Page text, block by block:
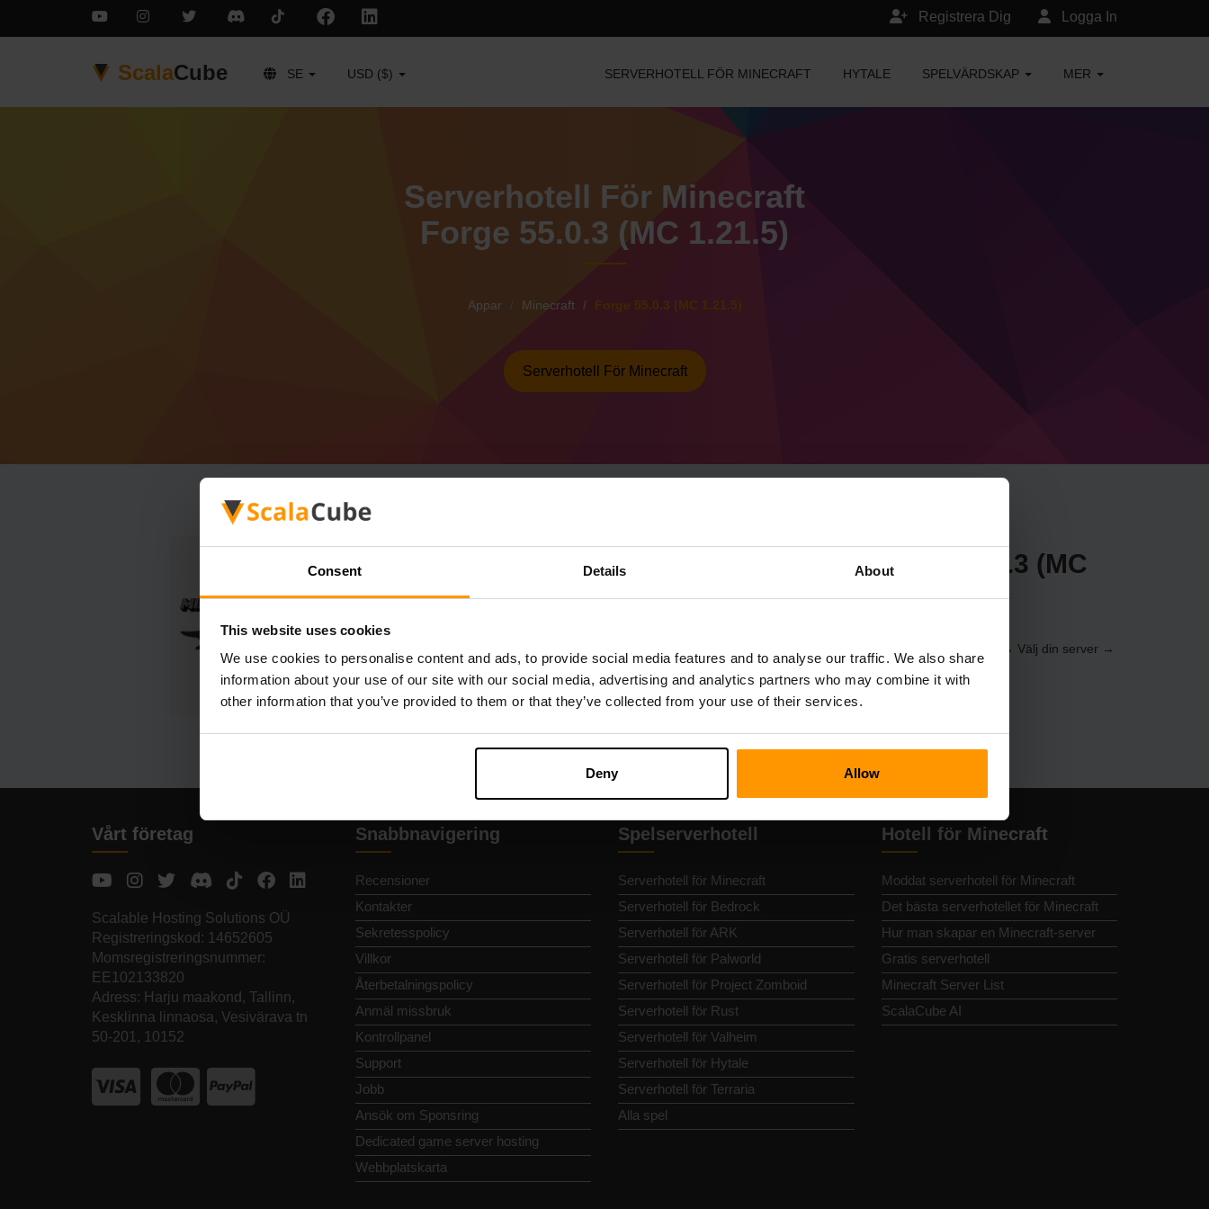
Consent Details About
This website uses cookies
We use cookies to personalise content and ads, to provide social media features and to analyse our traffic. We also share
information about your use of our site with our social media, advertising and analytics partners who may combine it with
other information that you’ve provided to them or that they’ve collected from your use of their services.
Deny Allow
Logga In
Registrera Dig
ScalaCube SE USD ($) SERVERHOTELL FÖR MINECRAFT HYTALE SPELVÄRDSKAP MER
Serverhotell För Minecraft
Forge 55.0.3 (MC 1.21.5)
Appar Minecraft Forge 55.0.3 (MC 1.21.5)
Serverhotell För Minecraft
Så skapar du en Minecraft Forge 55.0.3 (MC
1.21.5)-server
(Servrar → Välj din server →
Spelservrar → Lägg till spelserver → Forge 55.0.3 (MC 1.21.5))
Roa dig med att spela på servern!
Vårt företag
Scalable Hosting Solutions OÜ
Registreringskod: 14652605
Momsregistreringsnummer:
EE102133820
Adress: Harju maakond, Tallinn,
Kesklinna linnaosa, Vesivärava tn
50-201, 10152
Snabbnavigering
Recensioner
Kontakter
Sekretesspolicy
Villkor
Återbetalningspolicy
Anmäl missbruk
Kontrollpanel
Support
Jobb
Ansök om Sponsring
Dedicated game server hosting
Webbplatskarta
Spelserverhotell
Serverhotell för Minecraft
Serverhotell för Bedrock
Serverhotell för ARK
Serverhotell för Palworld
Serverhotell för Project Zomboid
Serverhotell för Rust
Serverhotell för Valheim
Serverhotell för Hytale
Serverhotell för Terraria
Alla spel
Hotell för Minecraft
Moddat serverhotell för Minecraft
Det bästa serverhotellet för Minecraft
Hur man skapar en Minecraft-server
Gratis serverhotell
Minecraft Server List
ScalaCube AI